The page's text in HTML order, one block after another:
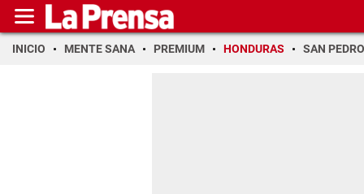
INICIO MENTE SANA PREMIUM HONDURAS SAN PEDRO